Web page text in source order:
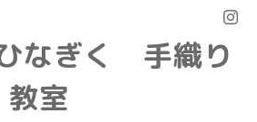
なぎく 手織り
教室